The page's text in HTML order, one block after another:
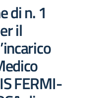
di n. 1
il
FERMI-